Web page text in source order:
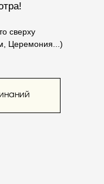
сверху
Церемония...)